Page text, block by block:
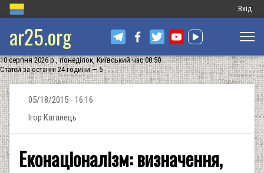
Меню
запису
Вхід
ar25.org
10 серпня 2026 р., понеділок, Київський час 08:50
Статей за останні 24 години — 5
05/18/2015 - 16:16
Ігор Каганець
Еконаціоналізм: визначення,